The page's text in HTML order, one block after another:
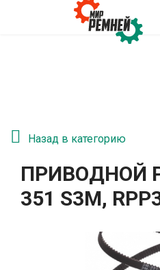
Назад в категорию
ПРИВОДНОЙ
351 S3M,